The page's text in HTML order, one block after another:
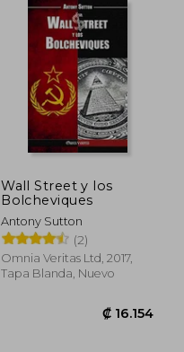
Wall Street y los
Bolcheviques
Antony Sutton
(2)
Omnia Veritas Ltd, 2017,
Tapa Blanda, Nuevo